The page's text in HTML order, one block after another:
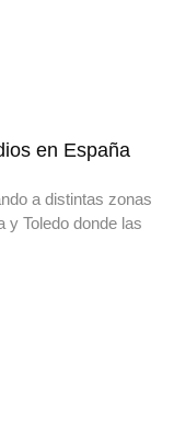
en España
a distintas zonas
y Toledo donde las